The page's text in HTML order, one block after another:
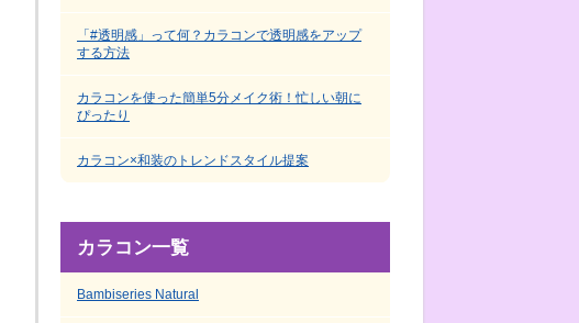
「#透明感」って何？カラコンで透明感をアップ
する方法
カラコンを使った簡単5分メイク術！忙しい朝に
ぴったり
カラコン×和装のトレンドスタイル提案
カラコン一覧
Bambiseries Natural